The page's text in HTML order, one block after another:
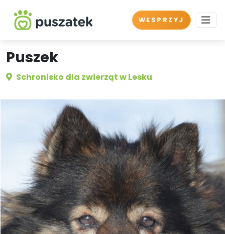
WESPRZYJ
Puszek
Schronisko dla zwierząt w Lesku